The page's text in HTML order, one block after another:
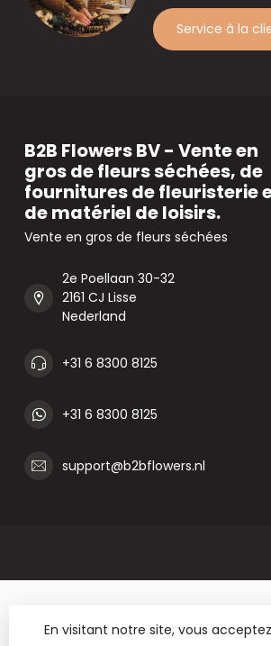
Service à la
B2B Flowers BV - Vente en
gros de fleurs séchées, de
fournitures de fleuristerie
de matériel de loisirs.
Vente en gros de fleurs séchées
2e Poellaan 30-32
2161 CJ Lisse
Nederland
+31 6 8300 8125
+31 6 8300 8125
support@b2bflowers.nl
En visitant notre site, vous